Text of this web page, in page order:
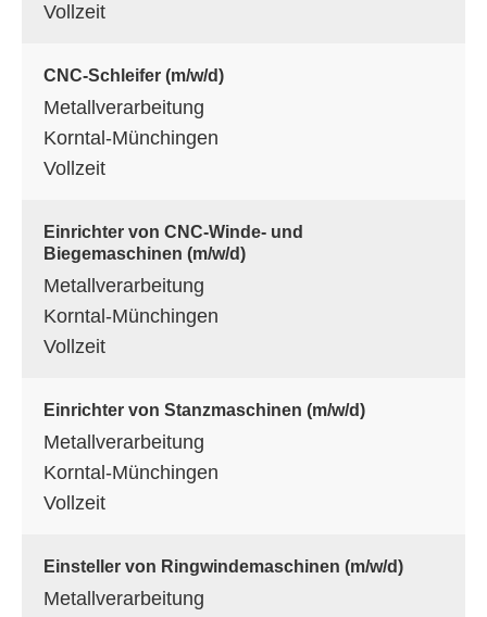
Einsteller von Ringwindemaschinen (m/w/d)
Metallverarbeitung
Einrichter von Stanzmaschinen (m/w/d)
Metallverarbeitung
Korntal-Münchingen
Vollzeit
Einrichter von CNC-Winde- und
Biegemaschinen (m/w/d)
Metallverarbeitung
Korntal-Münchingen
Vollzeit
CNC-Schleifer (m/w/d)
Metallverarbeitung
Korntal-Münchingen
Vollzeit
Vollzeit